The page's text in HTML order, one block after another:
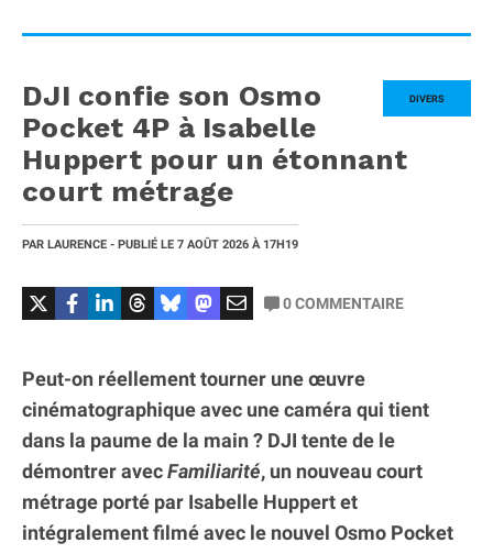
DIVERS
DJI confie son Osmo
Pocket 4P à Isabelle
Huppert pour un étonnant
court métrage
PAR LAURENCE - PUBLIÉ LE 7 AOÛT 2026 À 17H19
0COMMENTAIRE
Peut-on réellement tourner une œuvre
cinématographique avec une caméra qui tient
dans la paume de la main ? DJI tente de le
démontrer avecFamiliarité, un nouveau court
métrage porté par Isabelle Huppert et
intégralement filmé avec le nouvel Osmo Pocket